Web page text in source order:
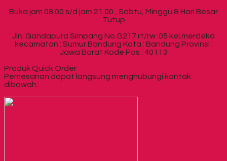
Buka jam 08.00 s/d jam 21.00 , Sabtu, Minggu & Hari Besar
Tutup
Jln. Gandapura Simpang No.G217 rt/rw :05 kel.merdeka
kecamatan : Sumur Bandung Kota : Bandung Provinsi :
Jawa Barat Kode Pos : 40113
Produk Quick Order
Pemesanan dapat langsung menghubungi kontak
dibawah: